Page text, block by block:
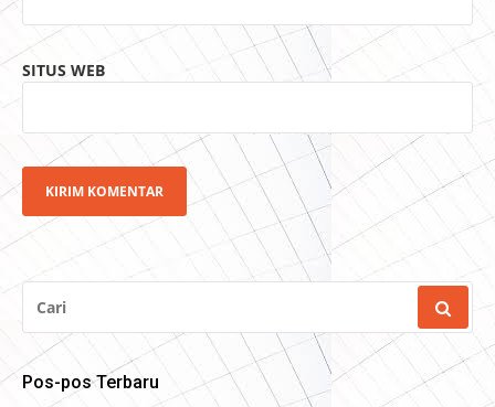
SITUS WEB
UNTUK:
Pos-pos Terbaru